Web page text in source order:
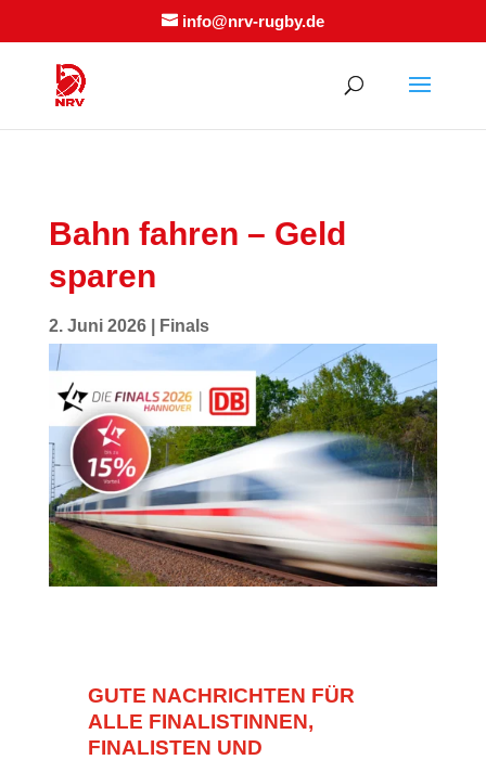
info@nrv-rugby.de
Bahn fahren – Geld
sparen
2. Juni 2026| Finals
GUTE NACHRICHTEN FÜR
ALLE FINALISTINNEN,
FINALISTEN UND